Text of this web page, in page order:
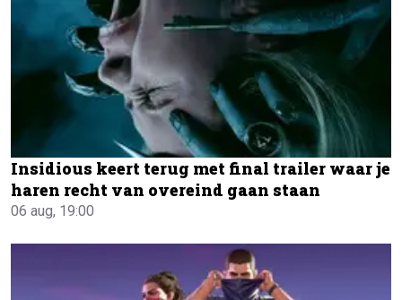
Insidious keert terug met final trailer waar je
haren recht van overeind gaan staan
06 aug, 19:00